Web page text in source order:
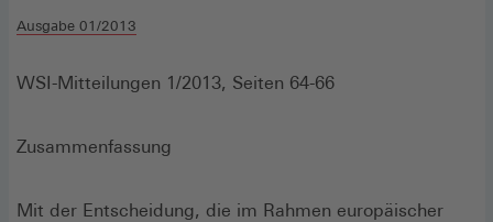
Ausgabe 01/2013
WSI-Mitteilungen 1/2013, Seiten 64-66
Zusammenfassung
Mit der Entscheidung, die im Rahmen europäischer